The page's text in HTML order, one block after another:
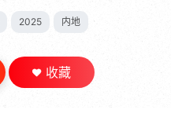
2025 内地
收藏